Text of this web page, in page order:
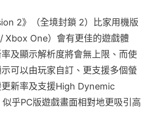
2》（全境封鎖 2）比家用機版
/ Xbox One）會有更佳的遊戲體
及顯示解析度將會無上限、而使
可以由玩家自訂、更支援多個螢
新率及支援High Dynemic
乎PC版遊戲畫面相對地更吸引高